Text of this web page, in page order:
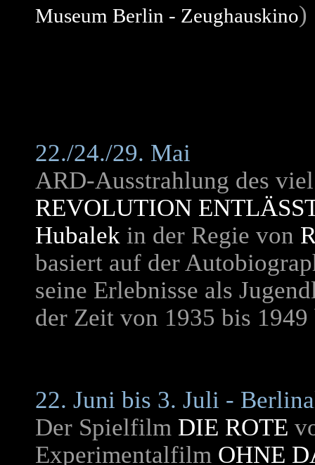
Museum Berlin - Zeughauskino)
22./24./29. Mai
ARD-Ausstrahlung des
REVOLUTION
Hubalek in der Regie von
basiert auf der
seine Erlebnisse als
der Zeit von 1935 bis 1949
22. Juni bis 3. Juli -
Der Spielfilm DIE ROTE
Experimentalfilm OHNE